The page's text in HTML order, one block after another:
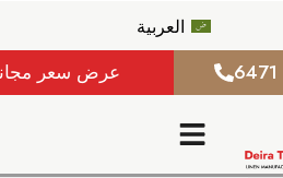
العربية
عرض سعر مجاني